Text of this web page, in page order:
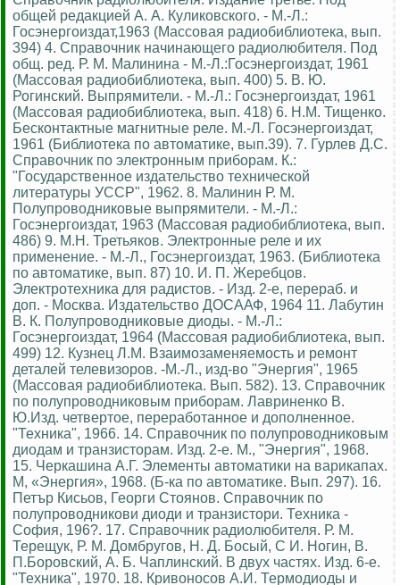
общей редакцией А. А. Куликовского. - М.-Л.:
Госэнергоиздат,1963 (Массовая радиобиблиотека, вып.
394) 4. Справочник начинающего радиолюбителя. Под
общ. ред. Р. М. Малинина - М.-Л.:Госэнергоиздат, 1961
(Массовая радиобиблиотека, вып. 400) 5. В. Ю.
Рогинский. Выпрямители. - М.-Л.: Госэнергоиздат, 1961
(Массовая радиобиблиотека, вып. 418) 6. Н.М. Тищенко.
Бесконтактные магнитные реле. М.-Л. Госэнергоиздат,
1961 (Библиотека по автоматике, вып.39). 7. Гурлев Д.С.
Справочник по электронным приборам. К.:
"Государственное издательство технической
литературы УССР", 1962. 8. Малинин Р. М.
Полупроводниковые выпрямители. - М.-Л.:
Госэнергоиздат, 1963 (Массовая радиобиблиотека, вып.
486) 9. М.Н. Третьяков. Электронные реле и их
применение. - М.-Л., Госэнергоиздат, 1963. (Библиотека
по автоматике, вып. 87) 10. И. П. Жеребцов.
Электротехника для радистов. - Изд. 2-е, перераб. и
доп. - Москва. Издательство ДОСААФ, 1964 11. Лабутин
В. К. Полупроводниковые диоды. - М.-Л.:
Госэнергоиздат, 1964 (Массовая радиобиблиотека, вып.
499) 12. Кузнец Л.М. Взаимозаменяемость и ремонт
деталей телевизоров. -М.-Л., изд-во "Энергия", 1965
(Массовая радиобиблиотека. Вып. 582). 13. Справочник
по полупроводниковым приборам. Лавриненко В.
Ю.Изд. четвертое, переработанное и дополненное.
"Техника", 1966. 14. Справочник по полупроводниковым
диодам и транзисторам. Изд. 2-е. М., "Энергия", 1968.
15. Черкашина А.Г. Элементы автоматики на варикапах.
М, «Энергия», 1968. (Б-ка по автоматике. Вып. 297). 16.
Петър Кисьов, Георги Стоянов. Справочник по
полупроводникови диоди и транзистори. Техника -
София, 196?. 17. Справочник радиолюбителя. Р. М.
Терещук, Р. М. Домбругов, Н. Д. Босый, С И. Ногин, В.
П.Боровский, А. Б. Чаплинский. В двух частях. Изд. 6-е.
"Техника", 1970. 18. Кривоносов А.И. Термодиоды и